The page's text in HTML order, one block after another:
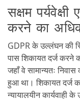
सक्षम
करने का
GDPR के उल्लंघन की
पास शिकायत दर्ज करने
जहाँ वे सामान्यतः
हुआ था। शिकायत दर्ज
न्यायालयीन कार्यवाही